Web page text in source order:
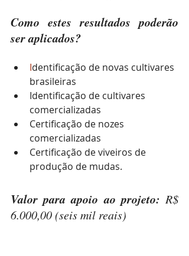
Como estes resultados poderão
ser aplicados?
Identificação de novas cultivares
brasileiras
Identificação de cultivares
comercializadas
Certificação de nozes
comercializadas
Certificação de viveiros de
produção de mudas.
Valor para apoio ao projeto: R$
6.000,00 (seis mil reais)